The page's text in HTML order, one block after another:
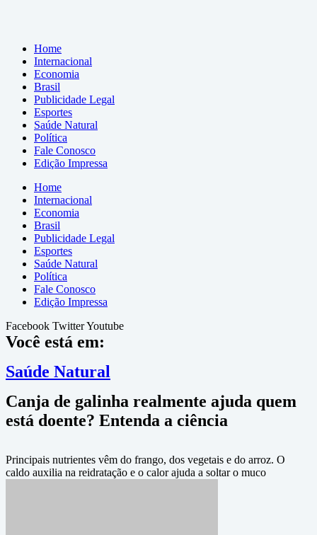
Home
Internacional
Economia
Brasil
Publicidade Legal
Esportes
Saúde Natural
Política
Fale Conosco
Edição Impressa
Home
Internacional
Economia
Brasil
Publicidade Legal
Esportes
Saúde Natural
Política
Fale Conosco
Edição Impressa
Facebook TwitterYoutube
Você está em:
Saúde Natural
Canja de galinha realmente ajuda quem
está doente? Entenda a ciência
Principais nutrientes vêm do frango, dos vegetais e do arroz. O
caldo auxilia na reidratação e o calor ajuda a soltar o muco